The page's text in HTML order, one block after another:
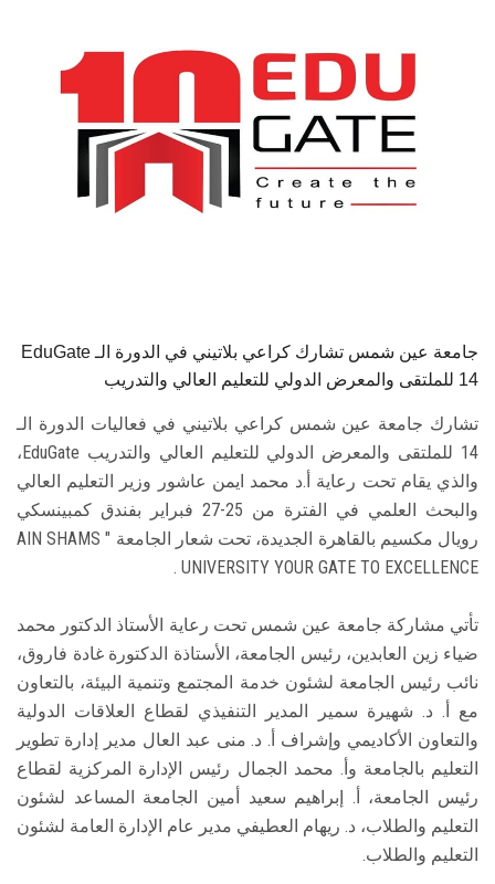
الدراسات العليا
EduGate جامعة عين شمس تشارك كراعي بلاتيني في الدورة الـ
14 للملتقى والمعرض الدولي للتعليم العالي والتدريب
تشارك جامعة عين شمس كراعي بلاتيني في فعاليات الدورة الـ
14 للملتقى والمعرض الدولي للتعليم العالي والتدريب EduGate،
والذي يقام تحت رعاية أ.د محمد ايمن عاشور وزير التعليم العالي
والبحث العلمي في الفترة من 25-27 فبراير بفندق كمبينسكي
رويال مكسيم بالقاهرة الجديدة، تحت شعار الجامعة " AIN SHAMS
UNIVERSITY YOUR GATE TO EXCELLENCE .
تأتي مشاركة جامعة عين شمس تحت رعاية الأستاذ الدكتور محمد
ضياء زين العابدين، رئيس الجامعة، الأستاذة الدكتورة غادة فاروق،
نائب رئيس الجامعة لشئون خدمة المجتمع وتنمية البيئة، بالتعاون
مع أ. د. شهيرة سمير المدير التنفيذي لقطاع العلاقات الدولية
والتعاون الأكاديمي وإشراف أ. د. منى عبد العال مدير إدارة تطوير
التعليم بالجامعة وأ. محمد الجمال رئيس الإدارة المركزية لقطاع
رئيس الجامعة، أ. إبراهيم سعيد أمين الجامعة المساعد لشئون
التعليم والطلاب، د. ريهام العطيفي مدير عام الإدارة العامة لشئون
التعليم والطلاب.